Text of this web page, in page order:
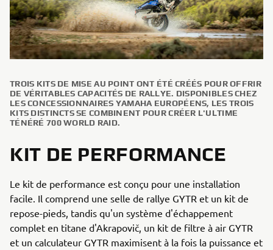
TROIS KITS DE MISE AU POINT ONT ÉTÉ CRÉÉS POUR OFFRIR
DE VÉRITABLES CAPACITÉS DE RALLYE. DISPONIBLES CHEZ
LES CONCESSIONNAIRES YAMAHA EUROPÉENS, LES TROIS
KITS DISTINCTS SE COMBINENT POUR CRÉER L'ULTIME
TÉNÉRÉ 700 WORLD RAID.
KIT DE PERFORMANCE
Le kit de performance est conçu pour une installation
facile. Il comprend une selle de rallye GYTR et un kit de
repose-pieds, tandis qu'un système d'échappement
complet en titane d'Akrapovič, un kit de filtre à air GYTR
et un calculateur GYTR maximisent à la fois la puissance et